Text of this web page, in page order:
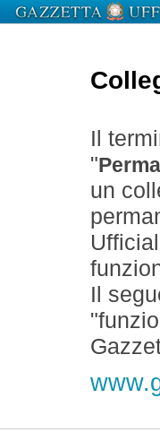
Il
"
un
Il